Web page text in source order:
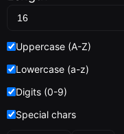
Uppercase (A-Z)
Lowercase (a-z)
Digits (0-9)
Special chars